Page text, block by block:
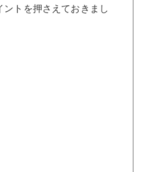
トを押さえておきまし